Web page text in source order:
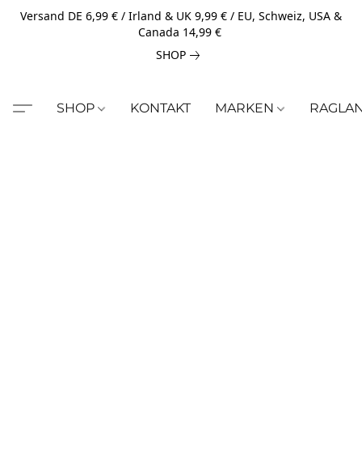
Versand DE 6,99 € / Irland & UK 9,99 € / EU, Schweiz, USA &
Canada 14,99 €
SHOP
SHOP KONTAKT MARKEN